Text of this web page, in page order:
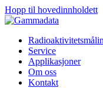
Hopp til hovedinnholdett
Service
Applikasjoner
Om oss
Kontakt